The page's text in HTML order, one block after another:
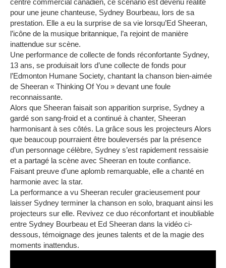
centre commercial canadien, ce scénario est devenu réalité
pour une jeune chanteuse, Sydney Bourbeau, lors de sa
prestation. Elle a eu la surprise de sa vie lorsqu’Ed Sheeran,
l’icône de la musique britannique, l’a rejoint de manière
inattendue sur scène.
Une performance de collecte de fonds réconfortante Sydney,
13 ans, se produisait lors d’une collecte de fonds pour
l’Edmonton Humane Society, chantant la chanson bien-aimée
de Sheeran « Thinking Of You » devant une foule
reconnaissante.
Alors que Sheeran faisait son apparition surprise, Sydney a
gardé son sang-froid et a continué à chanter, Sheeran
harmonisant à ses côtés. La grâce sous les projecteurs Alors
que beaucoup pourraient être bouleversés par la présence
d’un personnage célèbre, Sydney s’est rapidement ressaisie
et a partagé la scène avec Sheeran en toute confiance.
Faisant preuve d’une aplomb remarquable, elle a chanté en
harmonie avec la star.
La performance a vu Sheeran reculer gracieusement pour
laisser Sydney terminer la chanson en solo, braquant ainsi les
projecteurs sur elle. Revivez ce duo réconfortant et inoubliable
entre Sydney Bourbeau et Ed Sheeran dans la vidéo ci-
dessous, témoignage des jeunes talents et de la magie des
moments inattendus.